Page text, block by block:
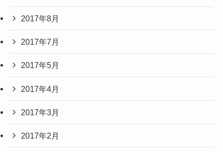
2017年8月
2017年7月
2017年5月
2017年4月
2017年3月
2017年2月